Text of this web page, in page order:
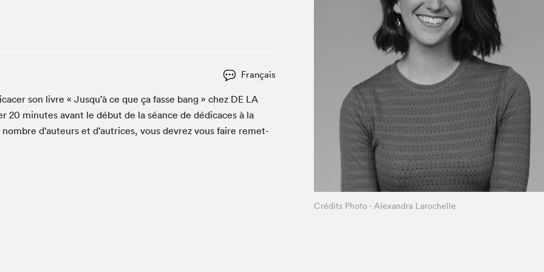
Le Salon dans ta classe
Liseur Public
Matinées scolaires Hydro-Québec
À propos du Salon
Liste des exposant·e·s
Liste des auteur·rice·s
Français
son livre « Jusqu’à ce que ça fasse bang » chez DE LA
20 min­utes avant le début de la séance de dédi­caces à la
d’auteurs et d’autrices, vous devrez vous faire remet­
Crédits Photo - Alexandra Larochelle